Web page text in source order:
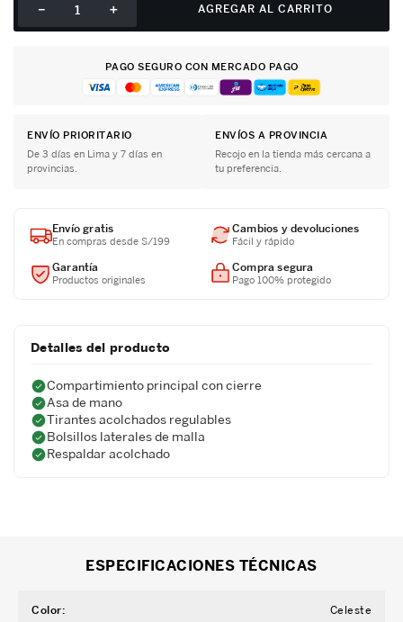
＋
－ AGREGAR AL CARRITO
PAGO SEGURO CON MERCADO PAGO
ENVÍO PRIORITARIO
De 3 días en Lima y 7 días en
provincias.
ENVÍOS A PROVINCIA
Recojo en la tienda más cercana a
tu preferencia.
Envío gratis
En compras desde S/199
Cambios y devoluciones
Fácil y rápido
Garantía
Productos originales
Compra segura
Pago 100% protegido
Detalles del producto
Compartimiento principal con cierre
Asa de mano
Tirantes acolchados regulables
Bolsillos laterales de malla
Respaldar acolchado
ESPECIFICACIONES TÉCNICAS
Color: Celeste